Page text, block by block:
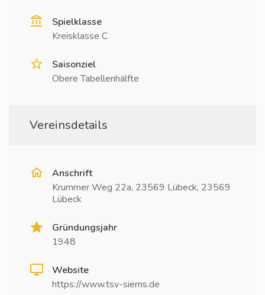
Spielklasse
Kreisklasse C
Saisonziel
Obere Tabellenhälfte
Vereinsdetails
Anschrift
Krummer Weg 22a, 23569 Lübeck, 23569
Lübeck
Gründungsjahr
1948
Website
https://www.tsv-siems.de